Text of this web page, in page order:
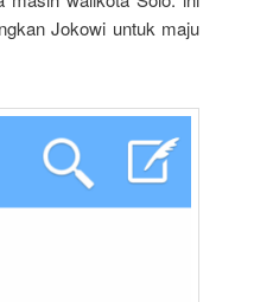
Jokowi untuk maju